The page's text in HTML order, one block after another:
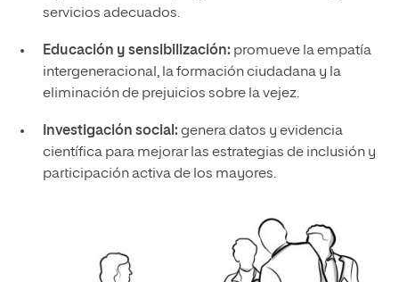
servicios adecuados.
Educación y sensibilización: promueve la empatía
intergeneracional, la formación ciudadana y la
eliminación de prejuicios sobre la vejez.
Investigación social: genera datos y evidencia
científica para mejorar las estrategias de inclusión y
participación activa de los mayores.